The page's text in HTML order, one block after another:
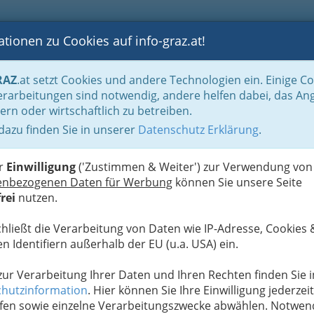
BLOGS FOTOS GASTRONOMIE BRANCHEN
zu Cookies auf info-graz.at!
.at setzt Cookies und andere Technologien ein. Einige
sind notwendig, andere helfen dabei, das
oder wirtschaftlich zu betreiben.
finden Sie in unserer Datenschutz Erklärung.
Einwilligung('Zustimmen & Weiter') zur Verwendung von
Daten für Werbung können Sie unsere Seite
nutzen.
die Verarbeitung von Daten wie IP-Adresse, Cookies
Identifiern außerhalb der EU (u.a. USA) ein.
Verarbeitung Ihrer Daten und Ihren Rechten finden Sie
. Hier können Sie Ihre Einwilligung jederzeit
sowie einzelne Verarbeitungszwecke abwählen.
Sanitär- u. Heizungs- & Lüftungstechniker